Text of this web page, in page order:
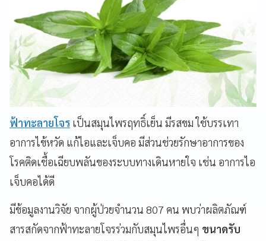
ฟ้าทะลายโจร เป็นสมุนไพรฤทธิ์เย็น มีรสขม ใช้บรรเทา
อาการไข้หวัด แก้ไอและเจ็บคอ มีส่วนช่วยรักษาอาการของ
โรคติดเชื้อเฉียบพลันของระบบทางเดินหายใจ เช่น อาการไอ
เจ็บคอได้ดี
มีข้อมูลงานวิจัย จากผู้ป่วยจำนวน 807 คน พบว่าผลิตภัณฑ์
สารสกัดจากฟ้าทะลายโจรร่วมกับสมุนไพรอื่นๆ ขนาดรับ